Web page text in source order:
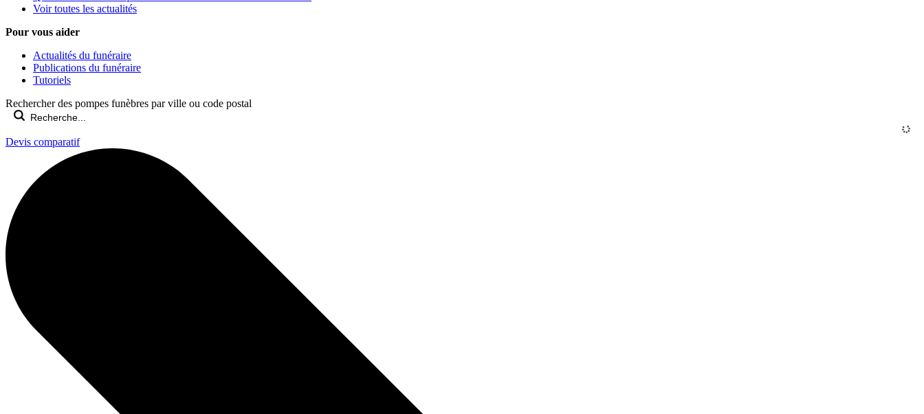
Voir toutes les actualités
Pour vous aider
Actualités du funéraire
Publications du funéraire
Tutoriels
Rechercher des pompes funèbres par ville ou code postal
Devis comparatif